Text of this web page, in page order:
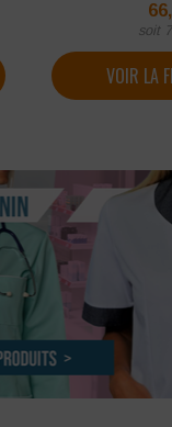
soit
VOIR LA